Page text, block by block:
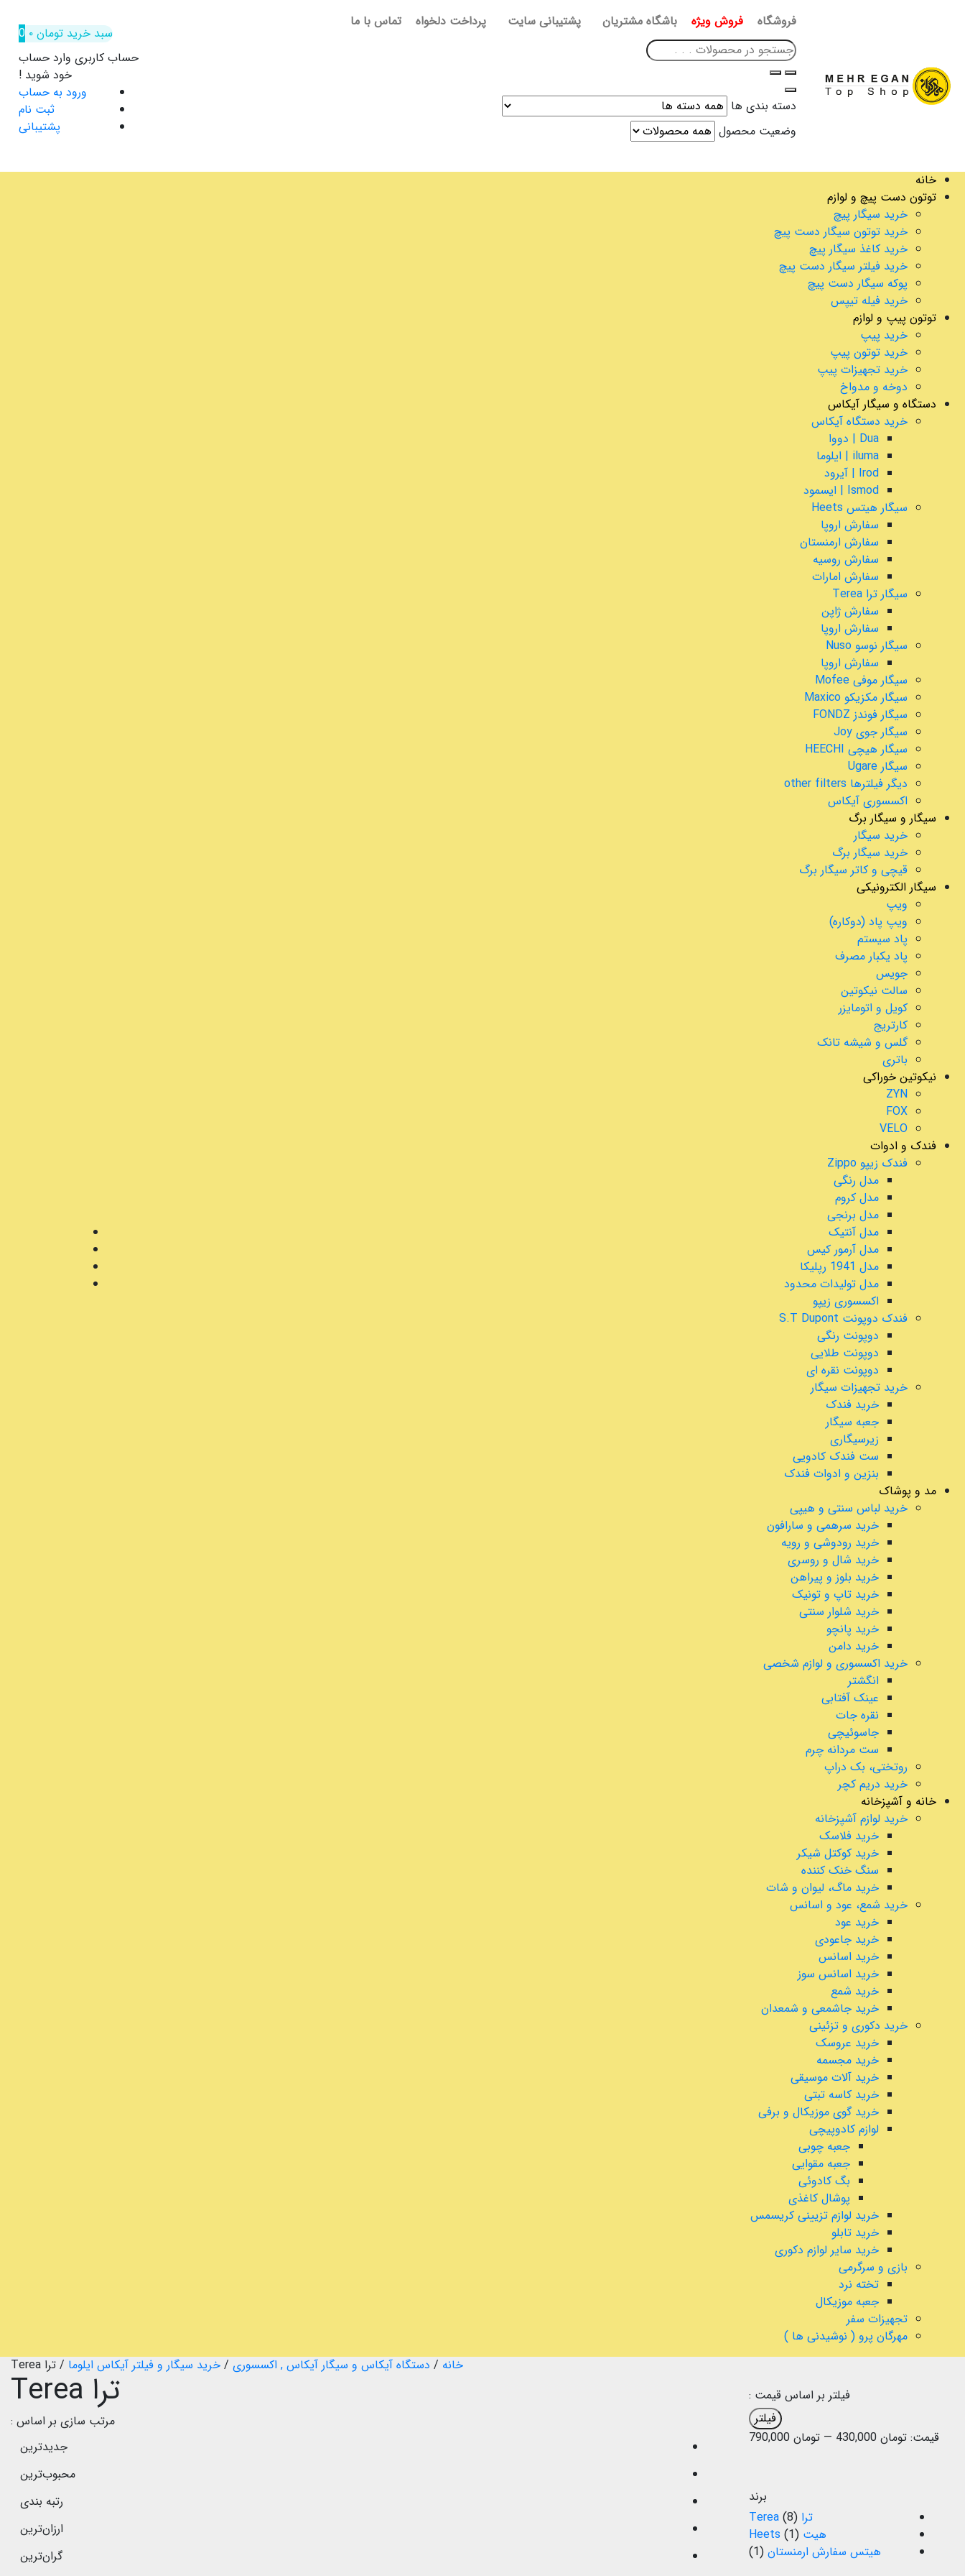
فروشگاه فروش ویژه باشگاه مشتریان پشتیبانی سایت پرداخت دلخواه تماس با ما
دسته بندی ها
وضعیت محصول
سبد خرید تومان۰
0
حساب کاربری وارد حساب
خود شوید !
ورود به حساب
ثبت نام
پشتیبانی
خانه
توتون دست پیچ و لوازم
خرید سیگار پیچ
خرید توتون سیگار دست پیچ
خرید کاغذ سیگار پیچ
خرید فیلتر سیگار دست پیچ
پوکه سیگار دست پیچ
خرید فیله تیپس
توتون پیپ و لوازم
خرید پیپ
خرید توتون پیپ
خرید تجهیزات پیپ
دوخه و مدواخ
دستگاه و سیگار آیکاس
خرید دستگاه آیکاس
Dua | دووا
iluma | ایلوما
Irod | آیرود
Ismod | ایسمود
سیگار هیتس Heets
سفارش اروپا
سفارش ارمنستان
سفارش روسیه
سفارش امارات
سیگار ترا Terea
سفارش ژاپن
سفارش اروپا
سیگار نوسو Nuso
سفارش اروپا
سیگار موفی Mofee
سیگار مکزیکو Maxico
سیگار فوندز FONDZ
سیگار جوی Joy
سیگار هیچی HEECHI
سیگار Ugare
دیگر فیلترها other filters
اکسسوری آیکاس
سیگار و سیگار برگ
خرید سیگار
خرید سیگار برگ
قیچی و کاتر سیگار برگ
سیگار الکترونیکی
ویپ
ویپ پاد (دوکاره)
پاد سیستم
پاد یکبار مصرف
جویس
سالت نیکوتین
کویل و اتومایزر
کارتریج
گلس و شیشه تانک
باتری
نیکوتین خوراکی
ZYN
FOX
VELO
فندک و ادوات
فندک زیپو Zippo
مدل رنگی
مدل کروم
مدل برنجی
مدل آنتیک
مدل آرمور کیس
مدل 1941 رپلیکا
مدل تولیدات محدود
اکسسوری زیپو
فندک دوپونت S.T Dupont
دوپونت رنگی
دوپونت طلایی
دوپونت نقره ای
خرید تجهیزات سیگار
خرید فندک
جعبه سیگار
زیرسیگاری
ست فندک کادویی
بنزین و ادوات فندک
مد و پوشاک
خرید لباس سنتی و هیپی
خرید سرهمی و سارافون
خرید رودوشی و رویه
خرید شال و روسری
خرید بلوز و پیراهن
خرید تاپ و تونیک
خرید شلوار سنتی
خرید پانچو
خرید دامن
خرید اکسسوری و لوازم شخصی
انگشتر
عینک آفتابی
نقره جات
جاسوئیچی
ست مردانه چرم
روتختی، بک دراپ
خرید دریم کچر
خانه و آشپزخانه
خرید لوازم آشپزخانه
خرید فلاسک
خرید کوکتل شیکر
سنگ خنک کننده
خرید ماگ، لیوان و شات
خرید شمع، عود و اسانس
خرید عود
خرید جاعودی
خرید اسانس
خرید اسانس سوز
خرید شمع
خرید جاشمعی و شمعدان
خرید دکوری و تزئینی
خرید عروسک
خرید مجسمه
خرید آلات موسیقی
خرید کاسه تبتی
خرید گوی موزیکال و برفی
لوازم کادوپیچی
جعبه چوبی
جعبه مقوایی
بگ کادوئی
پوشال کاغذی
خرید لوازم تزیینی کریسمس
خرید تابلو
خرید سایر لوازم دکوری
بازی و سرگرمی
تخته نرد
جعبه موزیکال
تجهیزات سفر
مهرگان پرو ( نوشیدنی ها )
خانه / دستگاه آیکاس و سیگار آیکاس , اکسسوری / خرید سیگار و فیلتر آیکاس ایلوما / ترا Terea
ترا Terea
مرتب سازی بر اساس :
جدیدترین
محبوب‌ترین
رتبه بندی
ارزان‌ترین
گران‌ترین
فیلتر بر اساس قیمت :
فیلتر
قیمت: تومان 430,000 — تومان 790,000
برند
ترا Terea (8)
هیت Heets (1)
هیتس سفارش ارمنستان (1)